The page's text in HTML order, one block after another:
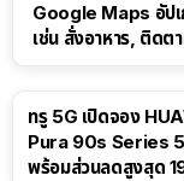
Google Maps อัป
เช่น สั่งอาหาร, ติดต
ทรู 5G เปิดจอง
Pura 90s Series
พร้อมส่วนลดสูงสุด